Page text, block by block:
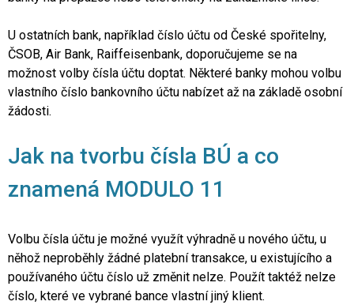
U ostatních bank, například číslo účtu od České spořitelny,
ČSOB, Air Bank, Raiffeisenbank, doporučujeme se na
možnost volby čísla účtu doptat. Některé banky mohou volbu
vlastního číslo bankovního účtu nabízet až na základě osobní
žádosti.
Jak na tvorbu čísla BÚ a co
znamená MODULO 11
Volbu čísla účtu je možné využít výhradně u nového účtu, u
něhož neproběhly žádné platební transakce, u existujícího a
používaného účtu číslo už změnit nelze. Použít taktéž nelze
číslo, které ve vybrané bance vlastní jiný klient.